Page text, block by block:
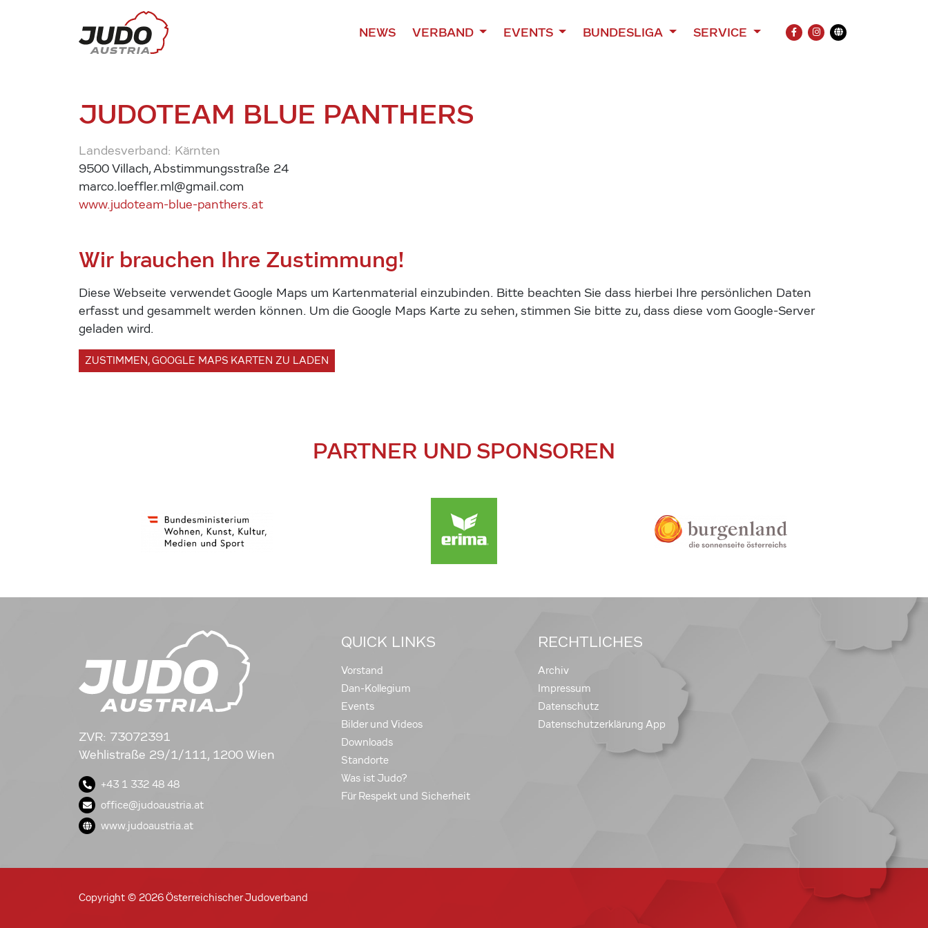
NEWS VERBAND EVENTS BUNDESLIGA SERVICE
FACEBOOK
INSTAGRAM
Übersetzung
JUDOTEAM BLUE PANTHERS
Landesverband: Kärnten
9500 Villach, Abstimmungsstraße 24
marco.loeffler.ml@gmail.com
www.judoteam-blue-panthers.at
Wir brauchen Ihre Zustimmung!
Diese Webseite verwendet Google Maps um Kartenmaterial einzubinden. Bitte beachten Sie dass hierbei Ihre persönlichen Daten
erfasst und gesammelt werden können. Um die Google Maps Karte zu sehen, stimmen Sie bitte zu, dass diese vom Google-Server
geladen wird.
ZUSTIMMEN, GOOGLE MAPS KARTEN ZU LADEN
PARTNER UND SPONSOREN
ZVR: 73072391
Wehlistraße 29/1/111, 1200 Wien
+43 1 332 48 48
office@judoaustria.at
www.judoaustria.at
QUICK LINKS
Vorstand
Dan-Kollegium
Events
Bilder und Videos
Downloads
Standorte
Was ist Judo?
Für Respekt und Sicherheit
RECHTLICHES
Archiv
Impressum
Datenschutz
Datenschutzerklärung App
Copyright © 2026 Österreichischer Judoverband